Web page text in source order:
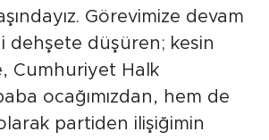
Görevimize devam
dehşete düşüren; kesin
Cumhuriyet Halk
ocağımızdan, hem de
partiden ilişiğimin